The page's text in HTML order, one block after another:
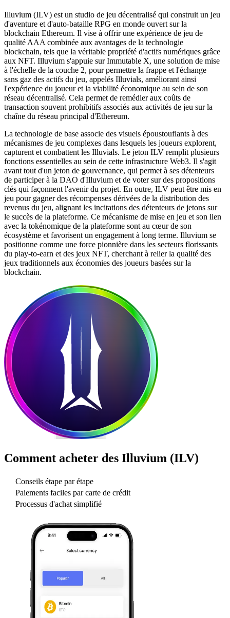
Illuvium (ILV) est un studio de jeu décentralisé qui construit un jeu
d'aventure et d'auto-bataille RPG en monde ouvert sur la
blockchain Ethereum. Il vise à offrir une expérience de jeu de
qualité AAA combinée aux avantages de la technologie
blockchain, tels que la véritable propriété d'actifs numériques grâce
aux NFT. Illuvium s'appuie sur Immutable X, une solution de mise
à l'échelle de la couche 2, pour permettre la frappe et l'échange
sans gaz des actifs du jeu, appelés Illuvials, améliorant ainsi
l'expérience du joueur et la viabilité économique au sein de son
réseau décentralisé. Cela permet de remédier aux coûts de
transaction souvent prohibitifs associés aux activités de jeu sur la
chaîne du réseau principal d'Ethereum.
La technologie de base associe des visuels époustouflants à des
mécanismes de jeu complexes dans lesquels les joueurs explorent,
capturent et combattent les Illuvials. Le jeton ILV remplit plusieurs
fonctions essentielles au sein de cette infrastructure Web3. Il s'agit
avant tout d'un jeton de gouvernance, qui permet à ses détenteurs
de participer à la DAO d'Illuvium et de voter sur des propositions
clés qui façonnent l'avenir du projet. En outre, ILV peut être mis en
jeu pour gagner des récompenses dérivées de la distribution des
revenus du jeu, alignant les incitations des détenteurs de jetons sur
le succès de la plateforme. Ce mécanisme de mise en jeu et son lien
avec la tokénomique de la plateforme sont au cœur de son
écosystème et favorisent un engagement à long terme. Illuvium se
positionne comme une force pionnière dans les secteurs florissants
du play-to-earn et des jeux NFT, cherchant à relier la qualité des
jeux traditionnels aux économies des joueurs basées sur la
blockchain.
Comment acheter des Illuvium (ILV)
Conseils étape par étape
Paiements faciles par carte de crédit
Processus d'achat simplifié